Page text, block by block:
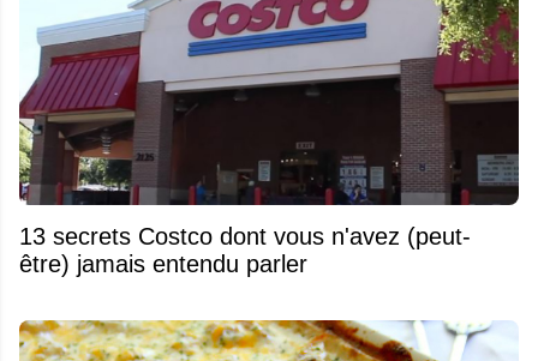
13 secrets Costco dont vous n'avez (peut-
être) jamais entendu parler